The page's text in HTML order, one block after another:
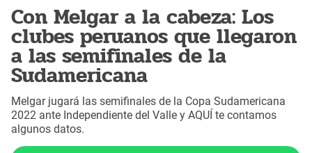
Con Melgar a la cabeza: Los
clubes peruanos que llegaron
a las semifinales de la
Sudamericana
Melgar jugará las semifinales de la Copa Sudamericana
2022 ante Independiente del Valle y AQUÍ te contamos
algunos datos.